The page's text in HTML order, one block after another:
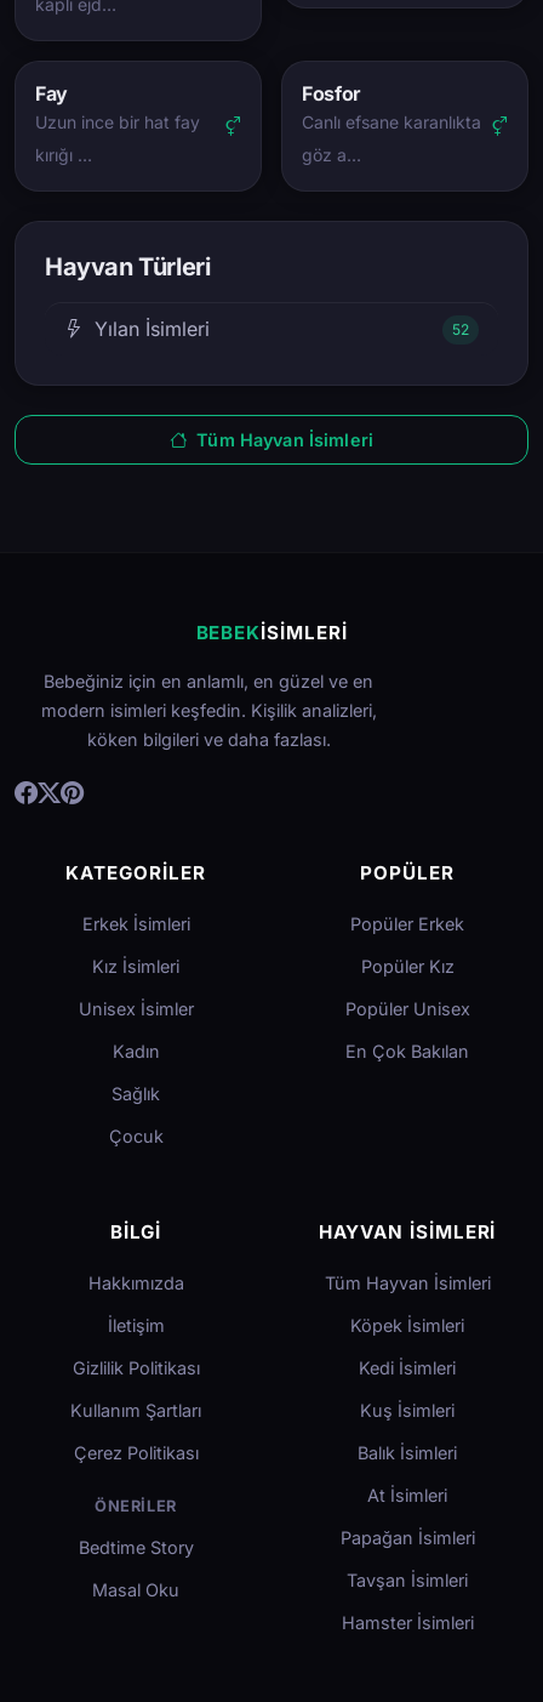
kaplı ejd…
Fay
Uzun ince bir hat fay
kırığı …
Fosfor
Canlı efsane karanlıkta
göz a…
Hayvan Türleri
Yılan İsimleri 52
Tüm Hayvan İsimleri
BEBEKİSIMLERI
Bebeğiniz için en anlamlı, en güzel ve en
modern isimleri keşfedin. Kişilik analizleri,
köken bilgileri ve daha fazlası.
KATEGORILER
Erkek İsimleri
Kız İsimleri
Unisex İsimler
Kadın
Sağlık
Çocuk
POPÜLER
Popüler Erkek
Popüler Kız
Popüler Unisex
En Çok Bakılan
BILGI
Hakkımızda
İletişim
Gizlilik Politikası
Kullanım Şartları
Çerez Politikası
ÖNERILER
Bedtime Story
Masal Oku
HAYVAN İSIMLERI
Tüm Hayvan İsimleri
Köpek İsimleri
Kedi İsimleri
Kuş İsimleri
Balık İsimleri
At İsimleri
Papağan İsimleri
Tavşan İsimleri
Hamster İsimleri